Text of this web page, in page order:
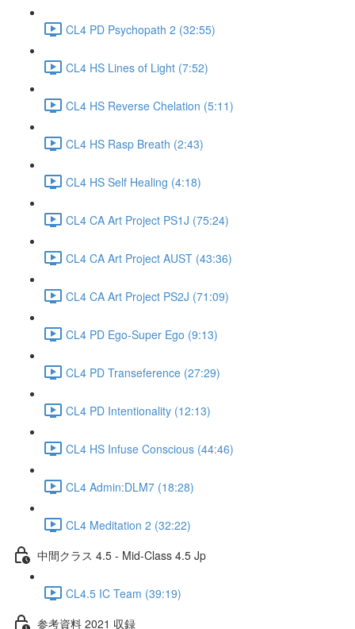
CL4 PD Psychopath 2 (32:55)
CL4 HS Lines of Light (7:52)
CL4 HS Reverse Chelation (5:11)
CL4 HS Rasp Breath (2:43)
CL4 HS Self Healing (4:18)
CL4 CA Art Project PS1J (75:24)
CL4 CA Art Project AUST (43:36)
CL4 CA Art Project PS2J (71:09)
CL4 PD Ego-Super Ego (9:13)
CL4 PD Transeference (27:29)
CL4 PD Intentionality (12:13)
CL4 HS Infuse Conscious (44:46)
CL4 Admin:DLM7 (18:28)
CL4 Meditation 2 (32:22)
中間クラス 4.5 - Mid-Class 4.5 Jp
CL4.5 IC Team (39:19)
参考資料 2021 収録